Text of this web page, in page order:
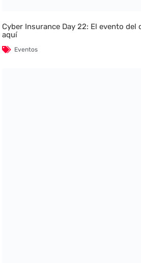
Cyber Insurance Day 22: El evento del
aquí
Eventos